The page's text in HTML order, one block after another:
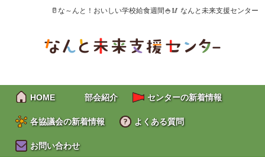
🥛な～んと！おいしい学校給食週間🍚🥢 なんと未来支援センター
HOME 部会紹介 センターの新着情報
各協議会の新着情報 よくある質問
お問い合わせ